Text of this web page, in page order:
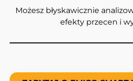
Możesz błyskawicznie
efekty przecen i